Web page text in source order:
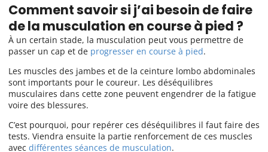
Comment savoir si j’ai besoin de faire
de la musculation en course à pied ?
À un certain stade, la musculation peut vous permettre de
passer un cap et de progresser en course à pied.
Les muscles des jambes et de la ceinture lombo abdominales
sont importants pour le coureur. Les déséquilibres
musculaires dans cette zone peuvent engendrer de la fatigue
voire des blessures.
C’est pourquoi, pour repérer ces déséquilibres il faut faire des
tests. Viendra ensuite la partie renforcement de ces muscles
avec différentes séances de musculation.